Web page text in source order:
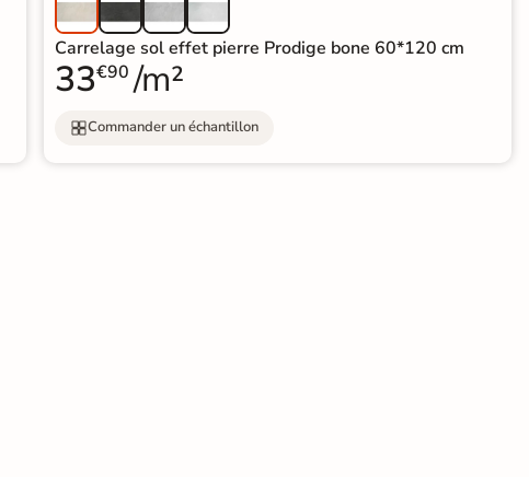
Carrelage sol effet pierre Prodige bone 60*120 cm
33€90 /m²
Commander un échantillon